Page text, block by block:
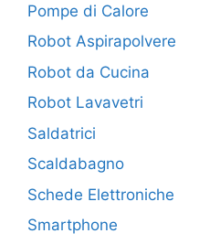
Pompe di Calore
Robot Aspirapolvere
Robot da Cucina
Robot Lavavetri
Saldatrici
Scaldabagno
Schede Elettroniche
Smartphone